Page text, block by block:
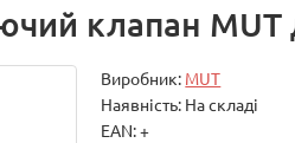
клапан MUT
Виробник: MUT
Наявність: На складі
EAN: +